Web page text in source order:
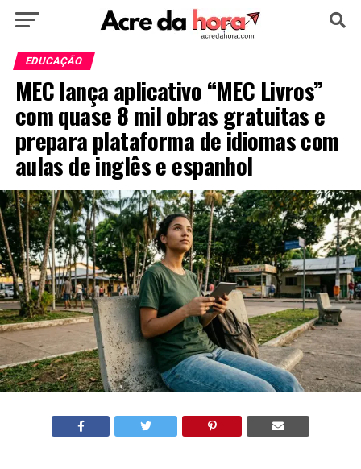
HOME
EDUCAÇÃO NOTÍCIA MUNDO
EDUCAÇÃO
MEC lança aplicativo “MEC Livros”
com quase 8 mil obras gratuitas e
prepara plataforma de idiomas com
aulas de inglês e espanhol